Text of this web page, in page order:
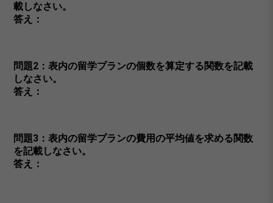
載しなさい。
答え：
問題2：表内の留学プランの個数を算定する関数を記載
しなさい。
答え：
問題3：表内の留学プランの費用の平均値を求める関数
を記載しなさい。
答え：